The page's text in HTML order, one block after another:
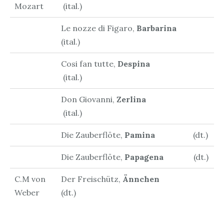
Mozart
(ital.)
Le nozze di Figaro, Barbarina
(ital.)
Cosi fan tutte, Despina
(ital.)
Don Giovanni, Zerlina
(ital.)
Die Zauberflöte, Pamina (dt.)
Die Zauberflöte, Papagena (dt.)
C.M von
Weber
Der Freischütz, Ännchen
(dt.)